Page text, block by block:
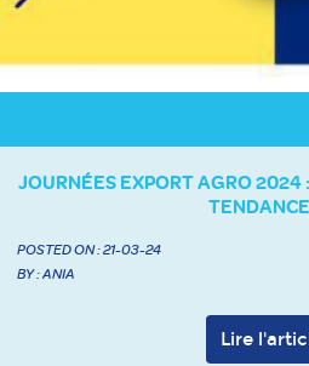
JOURNÉES EXPORT AGRO 2024
POSTED ON :21-03-24
BY : ANIA
Lire